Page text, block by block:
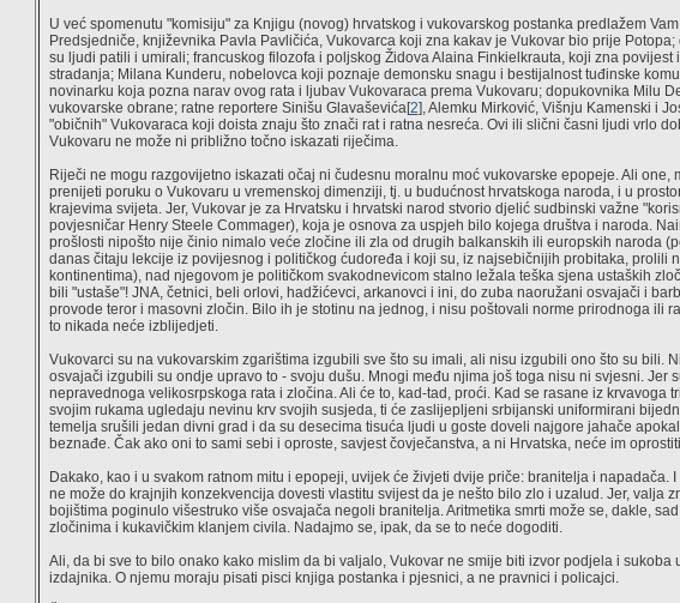
U već spomenutu "komisiju" za Knjigu (novog) hrvatskog i vukovarskog postanka predlažem
Predsjedniče, književnika Pavla Pavličića, Vukovarca koji zna kakav je Vukovar bio prije Potopa;
su ljudi patili i umirali; francuskog filozofa i poljskog Židova Alaina Finkielkrauta, koji zna
stradanja; Milana Kunderu, nobelovca koji poznaje demonsku snagu i bestijalnost tuđinske
novinarku koja pozna narav ovog rata i ljubav Vukovaraca prema Vukovaru; dopukovnika Milu
vukovarske obrane; ratne reportere Sinišu Glavaševića[2], Alemku Mirković, Višnju Kamenski i
"običnih" Vukovaraca koji doista znaju što znači rat i ratna nesreća. Ovi ili slični časni ljudi vrlo
Vukovaru ne može ni približno točno iskazati riječima.
Riječi ne mogu razgovijetno iskazati očaj ni čudesnu moralnu moć vukovarske epopeje. Ali one,
prenijeti poruku o Vukovaru u vremenskoj dimenziji, tj. u budućnost hrvatskoga naroda, i u
krajevima svijeta. Jer, Vukovar je za Hrvatsku i hrvatski narod stvorio djelić sudbinski važne
povjesničar Henry Steele Commager), koja je osnova za uspjeh bilo kojega društva i naroda.
prošlosti nipošto nije činio nimalo veće zločine ili zla od drugih balkanskih ili europskih naroda
danas čitaju lekcije iz povijesnog i političkog ćudoređa i koji su, iz najsebičnijih probitaka, prolili
kontinentima), nad njegovom je političkom svakodnevicom stalno ležala teška sjena ustaških
bili "ustaše"! JNA, četnici, beli orlovi, hadžićevci, arkanovci i ini, do zuba naoružani osvajači i
provode teror i masovni zločin. Bilo ih je stotinu na jednog, i nisu poštovali norme prirodnoga ili
to nikada neće izblijedjeti.
Vukovarci su na vukovarskim zgarištima izgubili sve što su imali, ali nisu izgubili ono što su bili.
osvajači izgubili su ondje upravo to - svoju dušu. Mnogi među njima još toga nisu ni svjesni. Jer
nepravednoga velikosrpskoga rata i zločina. Ali će to, kad-tad, proći. Kad se rasane iz krvavoga
svojim rukama ugledaju nevinu krv svojih susjeda, ti će zaslijepljeni srbijanski uniformirani
temelja srušili jedan divni grad i da su desecima tisuća ljudi u goste doveli najgore jahače
beznađe. Čak ako oni to sami sebi i oproste, savjest čovječanstva, a ni Hrvatska, neće im
Dakako, kao i u svakom ratnom mitu i epopeji, uvijek će živjeti dvije priče: branitelja i napadača.
ne može do krajnjih konzekvencija dovesti vlastitu svijest da je nešto bilo zlo i uzalud. Jer, valja
bojištima poginulo višestruko više osvajača negoli branitelja. Aritmetika smrti može se, dakle,
zločinima i kukavičkim klanjem civila. Nadajmo se, ipak, da se to neće dogoditi.
Ali, da bi sve to bilo onako kako mislim da bi valjalo, Vukovar ne smije biti izvor podjela i sukoba
izdajnika. O njemu moraju pisati pisci knjiga postanka i pjesnici, a ne pravnici i policajci.